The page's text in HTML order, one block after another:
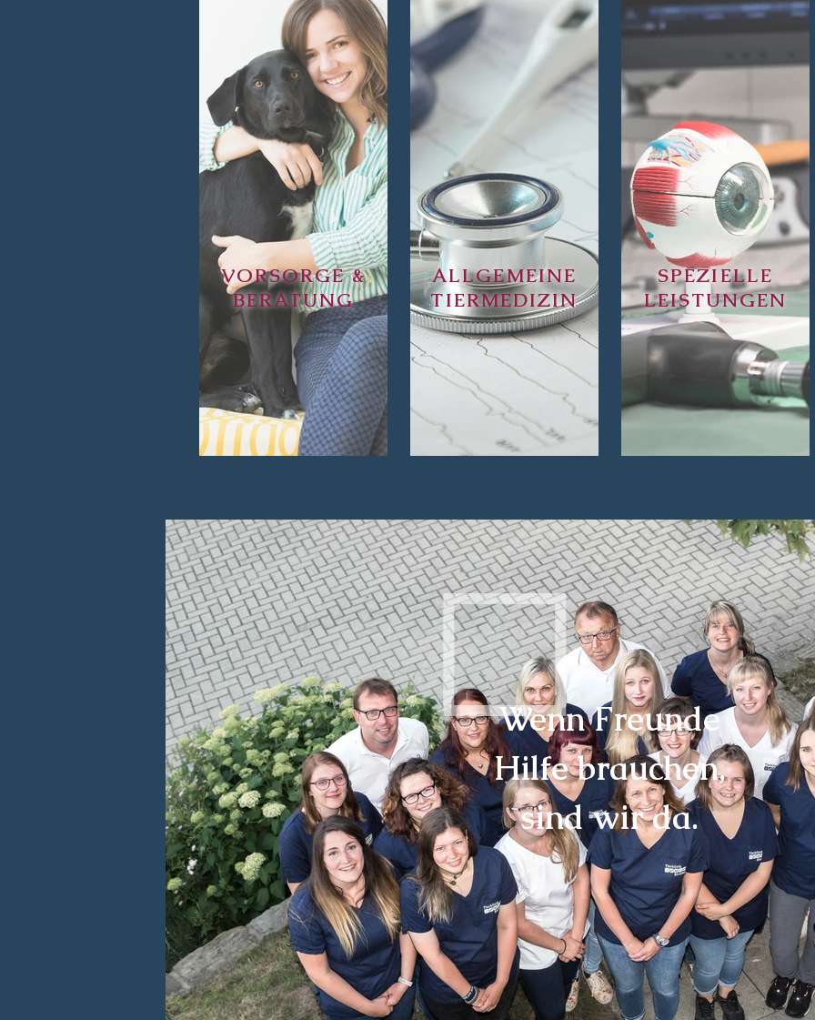
VORSORGE &
BERATUNG
ALLGEMEINE
TIERMEDIZIN
SPEZIELLE
LEISTUNGEN
Wenn Freunde
Hilfe brauchen,
sind wir da.